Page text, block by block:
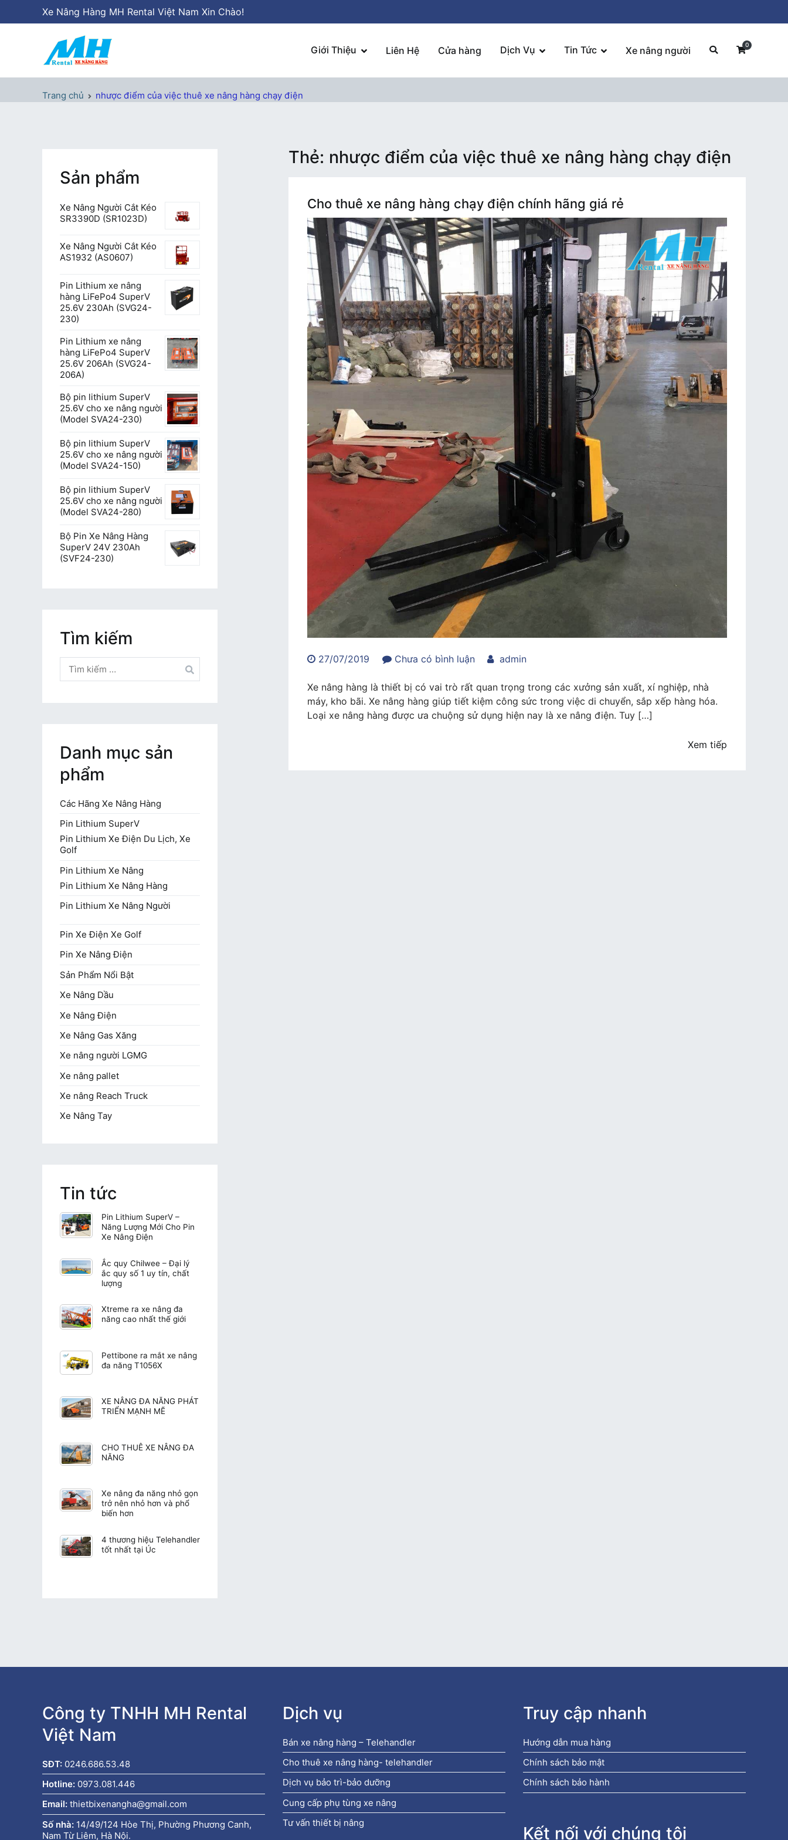
tới
Xe Nâng Hàng MH Rental Việt Nam Xin Chào!
Giới Thiệu Liên Hệ Cửa hàng Dịch Vụ Tin Tức Xe nâng người 0
Trang chủ nhược điểm của việc thuê xe nâng hàng chạy điện
Thẻ: nhược điểm của việc thuê xe nâng hàng chạy điện
Cho thuê xe nâng hàng chạy điện chính hãng giá rẻ
27/07/2019 Chưa có bình luậntrong
thuê
xe
nâng
admin
Xe nâng hàng là thiết bị có vai trò rất quan trọng trong các xưởng sản xuất, xí nghiệp, nhà
máy, kho bãi. Xe nâng hàng giúp tiết kiệm công sức trong việc di chuyển, sắp xếp hàng hóa.
Loại xe nâng hàng được ưa chuộng sử dụng hiện nay là xe nâng điện. Tuy […]
Xem tiếp
Sản phẩm
Xe Nâng Người Cắt Kéo
SR3390D (SR1023D)
Xe Nâng Người Cắt Kéo
AS1932 (AS0607)
Pin Lithium xe nâng
hàng LiFePo4 SuperV
25.6V 230Ah (SVG24-
230)
Pin Lithium xe nâng
hàng LiFePo4 SuperV
25.6V 206Ah (SVG24-
206A)
Bộ pin lithium SuperV
25.6V cho xe nâng người
(Model SVA24-230)
Bộ pin lithium SuperV
25.6V cho xe nâng người
(Model SVA24-150)
Bộ pin lithium SuperV
25.6V cho xe nâng người
(Model SVA24-280)
Bộ Pin Xe Nâng Hàng
SuperV 24V 230Ah
(SVF24-230)
Tìm kiếm
kiếm
cho:
Danh mục sản
phẩm
Các Hãng Xe Nâng Hàng
Pin Lithium SuperV
Pin Lithium Xe Điện Du Lịch, Xe
Golf
Pin Lithium Xe Nâng
Pin Lithium Xe Nâng Hàng
Pin Lithium Xe Nâng Người
Pin Xe Điện Xe Golf
Pin Xe Nâng Điện
Sản Phẩm Nổi Bật
Xe Nâng Dầu
Xe Nâng Điện
Xe Nâng Gas Xăng
Xe nâng người LGMG
Xe nâng pallet
Xe nâng Reach Truck
Xe Nâng Tay
Tin tức
Pin Lithium SuperV –
Năng Lượng Mới Cho Pin
Xe Nâng Điện
Ắc quy Chilwee – Đại lý
ắc quy số 1 uy tín, chất
lượng
Xtreme ra xe nâng đa
năng cao nhất thế giới
Pettibone ra mắt xe nâng
đa năng T1056X
XE NÂNG ĐA NĂNG PHÁT
TRIỂN MẠNH MẼ
CHO THUÊ XE NÂNG ĐA
NĂNG
Xe nâng đa năng nhỏ gọn
trở nên nhỏ hơn và phổ
biến hơn
4 thương hiệu Telehandler
tốt nhất tại Úc
Công ty TNHH MH Rental
Việt Nam
SĐT: 0246.686.53.48
Hotline: 0973.081.446
Email: thietbixenangha@gmail.com
Số nhà: 14/49/124 Hòe Thị, Phường Phương Canh,
Nam Từ Liêm, Hà Nội.
Dịch vụ
Bán xe nâng hàng – Telehandler
Cho thuê xe nâng hàng- telehandler
Dịch vụ bảo trì-bảo dưỡng
Cung cấp phụ tùng xe nâng
Tư vấn thiết bị nâng
Truy cập nhanh
Hướng dẫn mua hàng
Chính sách bảo mật
Chính sách bảo hành
Kết nối với chúng tôi